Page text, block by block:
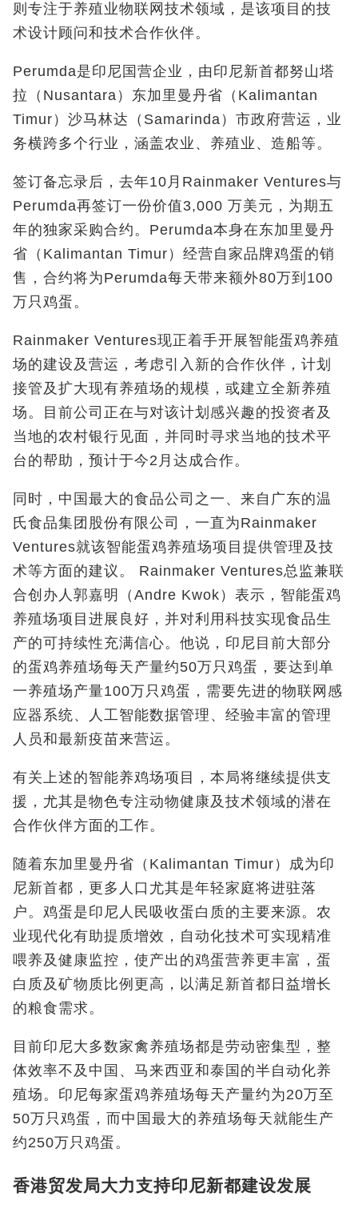
则专注于养殖业物联网技术领域，是该项目的技
术设计顾问和技术合作伙伴。
Perumda是印尼国营企业，由印尼新首都努山塔
拉（ Nusantara ）东加里曼丹省（ Kalimantan
Timur ）沙马林达（ Samarinda ）市政府营运，业
务横跨多个行业，涵盖农业、养殖业、造船等。
签订备忘录后，去年10 月 Rainmaker Ventures与
Perumda再签订一份价值3,000 万美元，为期五
年的独家采购合约。 Perumda本身在东加里曼丹
省（ Kalimantan Timur ）经营自家品牌鸡蛋的销
售，合约将为Perumda每天带来额外80万到 100
万只鸡蛋。
Rainmaker Ventures现正着手开展智能蛋鸡养殖
场的建设及营运，考虑引入新的合作伙伴，计划
接管及扩大现有养殖场的规模，或建立全新养殖
场。目前公司正在与对该计划感兴趣的投资者及
当地的农村银行见面，并同时寻求当地的技术平
台的帮助，预计于今2 月达成合作。
同时，中国最大的食品公司之一、来自广东的温
氏食品集团股份有限公司，一直为Rainmaker
Ventures就该智能蛋鸡养殖场项目提供管理及技
术等方面的建议。 Rainmaker Ventures总监兼联
合创办人郭嘉明（ Andre Kwok ）表示，智能蛋鸡
养殖场项目进展良好，并对利用科技实现食品生
产的可持续性充满信心。 他说，印尼目前大部分
的蛋鸡养殖场每天产量约50万只鸡蛋，要达到单
一养殖场产量100万只鸡蛋，需要先进的物联网感
应器系统、人工智能数据管理、经验丰富的管理
人员和最新疫苗来营运。
有关上述的智能养鸡场项目，本局将继续提供支
援，尤其是物色专注动物健康及技术领域的潜在
合作伙伴方面的工作。
随着东加里曼丹省（Kalimantan Timur ）成为印
尼新首都，更多人口尤其是年轻家庭将进驻落
户。 鸡蛋是印尼人民吸收蛋白质的主要来源。农
业现代化有助提质增效，自动化技术可实现精准
喂养及健康监控，使产出的鸡蛋营养更丰富，蛋
白质及矿物质比例更高，以满足新首都日益增长
的粮食需求。
目前印尼大多数家禽养殖场都是劳动密集型，整
体效率不及中国、马来西亚和泰国的半自动化养
殖场。印尼每家蛋鸡养殖场每天产量约为20万至
50万只鸡蛋，而中国最大的养殖场每天就能生产
约250万只鸡蛋。
香港贸发局大力支持印尼新都建设发展